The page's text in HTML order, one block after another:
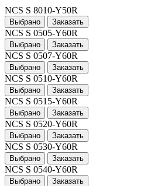
NCS S 8010-Y50R
Выбрано Заказать
NCS S 0505-Y60R
Выбрано Заказать
NCS S 0507-Y60R
Выбрано Заказать
NCS S 0510-Y60R
Выбрано Заказать
NCS S 0515-Y60R
Выбрано Заказать
NCS S 0520-Y60R
Выбрано Заказать
NCS S 0530-Y60R
Выбрано Заказать
NCS S 0540-Y60R
Выбрано Заказать